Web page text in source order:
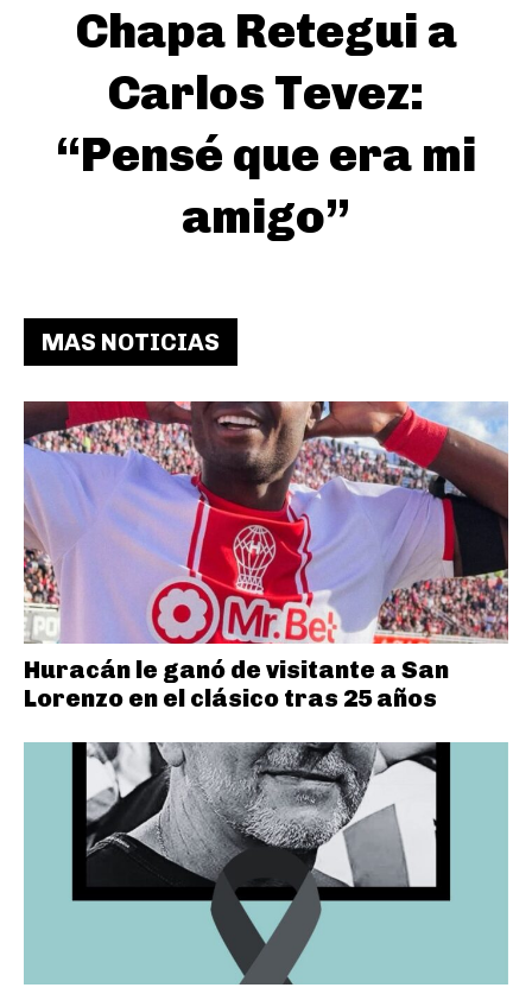
Chapa Retegui a
Carlos Tevez:
“Pensé que era mi
amigo”
MAS NOTICIAS
Huracán le ganó de visitante a San
Lorenzo en el clásico tras 25 años